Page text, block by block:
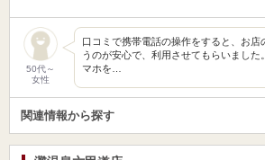
50代～
女性
口コミで携帯電話の操作をすると、お店
うのが安心で、利用させてもらいました
マホを…
関連情報から探す